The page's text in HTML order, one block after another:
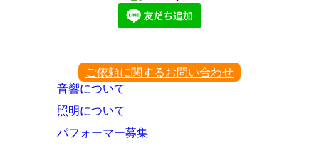
ご依頼に関するお問い合わせ
音響について
照明について
パフォーマー募集